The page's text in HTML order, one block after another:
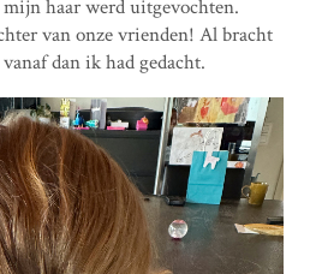
haar werd uitgevochten.
van onze vrienden! Al bracht
dan ik had gedacht.